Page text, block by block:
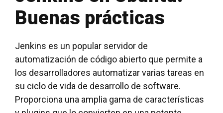
Buenas prácticas
Jenkins es un popular servidor de
automatización de código abierto que permite a
los desarrolladores automatizar varias tareas en
su ciclo de vida de desarrollo de software.
Proporciona una amplia gama de características